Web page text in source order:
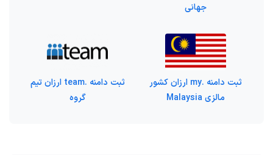
جهانی
ثبت دامنه .my ارزان کشور
مالزی Malaysia
ثبت دامنه .team ارزان تیم
گروه